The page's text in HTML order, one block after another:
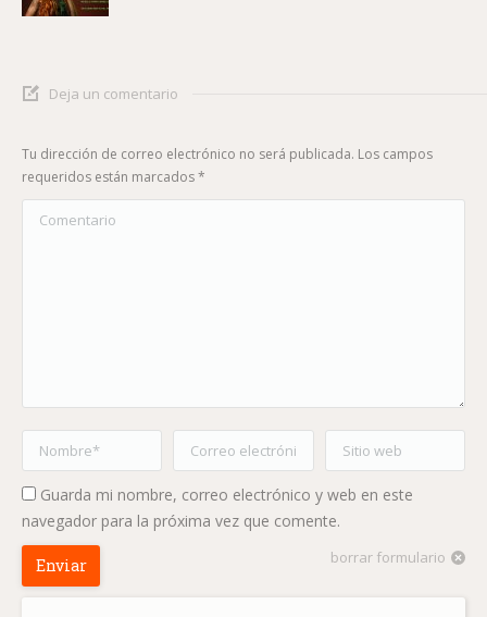
Deja un comentario
Tu dirección de correo electrónico no será publicada. Los campos
requeridos están marcados*
Comentario
Nombre * Correo electrónico * Sitio web
Guarda mi nombre, correo electrónico y web en este
navegador para la próxima vez que comente.
borrar formulario
Enviar